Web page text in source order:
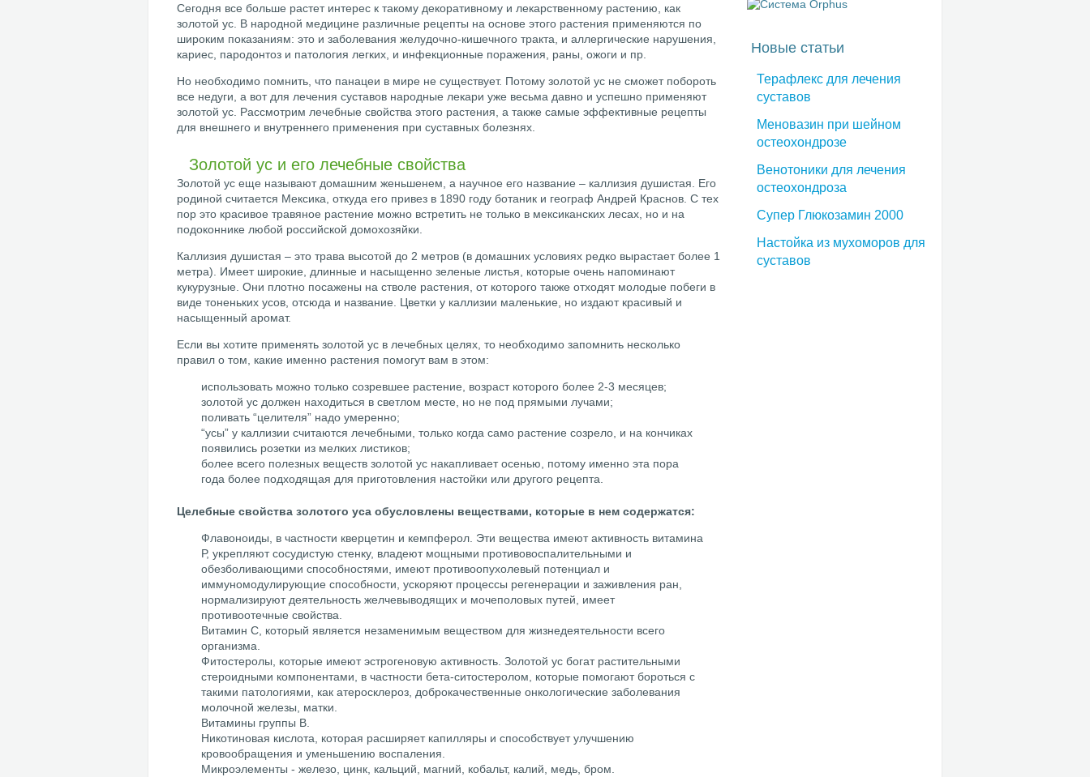
Сегодня все больше растет интерес к такому декоративному и лекарственному растению, как
золотой ус. В народной медицине различные рецепты на основе этого растения применяются по
широким показаниям: это и заболевания желудочно-кишечного тракта, и аллергические нарушения,
кариес, пародонтоз и патология легких, и инфекционные поражения, раны, ожоги и пр.
Но необходимо помнить, что панацеи в мире не существует. Потому золотой ус не сможет побороть
все недуги, а вот для лечения суставов народные лекари уже весьма давно и успешно применяют
золотой ус. Рассмотрим лечебные свойства этого растения, а также самые эффективные рецепты
для внешнего и внутреннего применения при суставных болезнях.
Золотой ус и его лечебные свойства
Золотой ус еще называют домашним женьшенем, а научное его название – каллизия душистая. Его
родиной считается Мексика, откуда его привез в 1890 году ботаник и географ Андрей Краснов. С тех
пор это красивое травяное растение можно встретить не только в мексиканских лесах, но и на
подоконнике любой российской домохозяйки.
Каллизия душистая – это трава высотой до 2 метров (в домашних условиях редко вырастает более 1
метра). Имеет широкие, длинные и насыщенно зеленые листья, которые очень напоминают
кукурузные. Они плотно посажены на стволе растения, от которого также отходят молодые побеги в
виде тоненьких усов, отсюда и название. Цветки у каллизии маленькие, но издают красивый и
насыщенный аромат.
Если вы хотите применять золотой ус в лечебных целях, то необходимо запомнить несколько
правил о том, какие именно растения помогут вам в этом:
использовать можно только созревшее растение, возраст которого более 2-3 месяцев;
золотой ус должен находиться в светлом месте, но не под прямыми лучами;
поливать “целителя” надо умеренно;
“усы” у каллизии считаются лечебными, только когда само растение созрело, и на кончиках
появились розетки из мелких листиков;
более всего полезных веществ золотой ус накапливает осенью, потому именно эта пора
года более подходящая для приготовления настойки или другого рецепта.
Целебные свойства золотого уса обусловлены веществами, которые в нем содержатся:
Флавоноиды, в частности кверцетин и кемпферол. Эти вещества имеют активность витамина
Р, укрепляют сосудистую стенку, владеют мощными противовоспалительными и
обезболивающими способностями, имеют противоопухолевый потенциал и
иммуномодулирующие способности, ускоряют процессы регенерации и заживления ран,
нормализируют деятельность желчевыводящих и мочеполовых путей, имеет
противоотечные свойства.
Витамин С, который является незаменимым веществом для жизнедеятельности всего
организма.
Фитостеролы, которые имеют эстрогеновую активность. Золотой ус богат растительными
стероидными компонентами, в частности бета-ситостеролом, которые помогают бороться с
такими патологиями, как атеросклероз, доброкачественные онкологические заболевания
молочной железы, матки.
Витамины группы В.
Никотиновая кислота, которая расширяет капилляры и способствует улучшению
кровообращения и уменьшению воспаления.
Микроэлементы - железо, цинк, кальций, магний, кобальт, калий, медь, бром.
Новые статьи
Терафлекс для лечения
суставов
Меновазин при шейном
остеохондрозе
Венотоники для лечения
остеохондроза
Супер Глюкозамин 2000
Настойка из мухоморов для
суставов